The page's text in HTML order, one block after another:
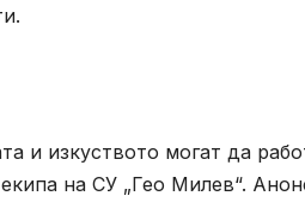
и изкуството могат да
на СУ „Гео Милев“.